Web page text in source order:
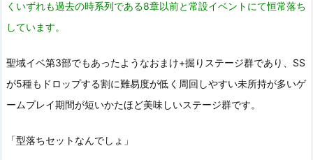
くいずれも過去の時系列である8章以前と常設イベントにて恒常落ち
しています。
聖域イベ第3部でもあったようなおまけ+掘りステージ群であり、SS
が5種もドロップする割に難易度が低く周回しやすい未所持が多いゲ
ームプレイ期間が短いかたほど美味しいステージ群です。
「型落ちセットなんでしょ」